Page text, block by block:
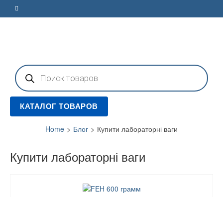
Поиск
товаров
КАТАЛОГ ТОВАРОВ
Home > Блог > Купити лабораторні ваги
Купити лабораторні ваги